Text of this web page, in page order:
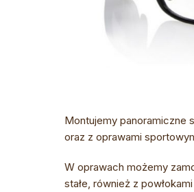
Montujemy panoramiczne
oraz z oprawami
W oprawach możemy
stałe, również z